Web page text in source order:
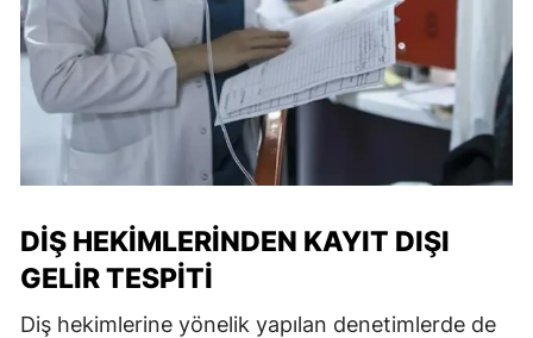
DIŞ HEKIMLERINDEN KAYIT DIŞI
GELIR TESPITI
Diş hekimlerine yönelik yapılan denetimlerde de